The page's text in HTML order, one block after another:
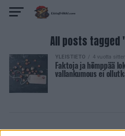
All posts tagged
YLEISTIETO 4 vuotta
Faktoja ja hömppää
vallankumous ei